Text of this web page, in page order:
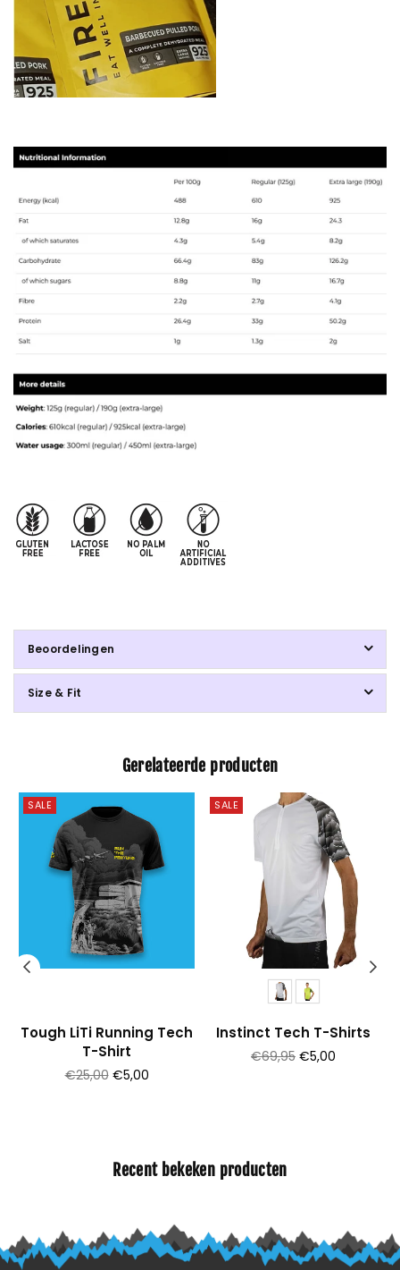
Beoordelingen
Size & Fit
Gerelateerde producten
SALE
Tough LiTi Running Tech
T-Shirt
Prijs
€25,00 €5,00
SALE
Instinct Tech T-Shirts
Prijs
€69,95 €5,00
Recent bekeken producten